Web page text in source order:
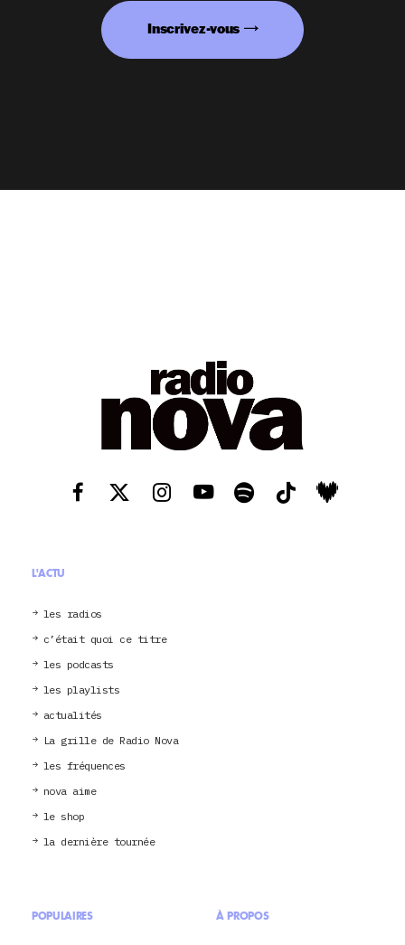
Inscrivez-vous
L'ACTU
les radios
c’était quoi ce titre
les podcasts
les playlists
actualités
La grille de Radio Nova
les fréquences
nova aime
le shop
la dernière tournée
POPULAIRES À PROPOS